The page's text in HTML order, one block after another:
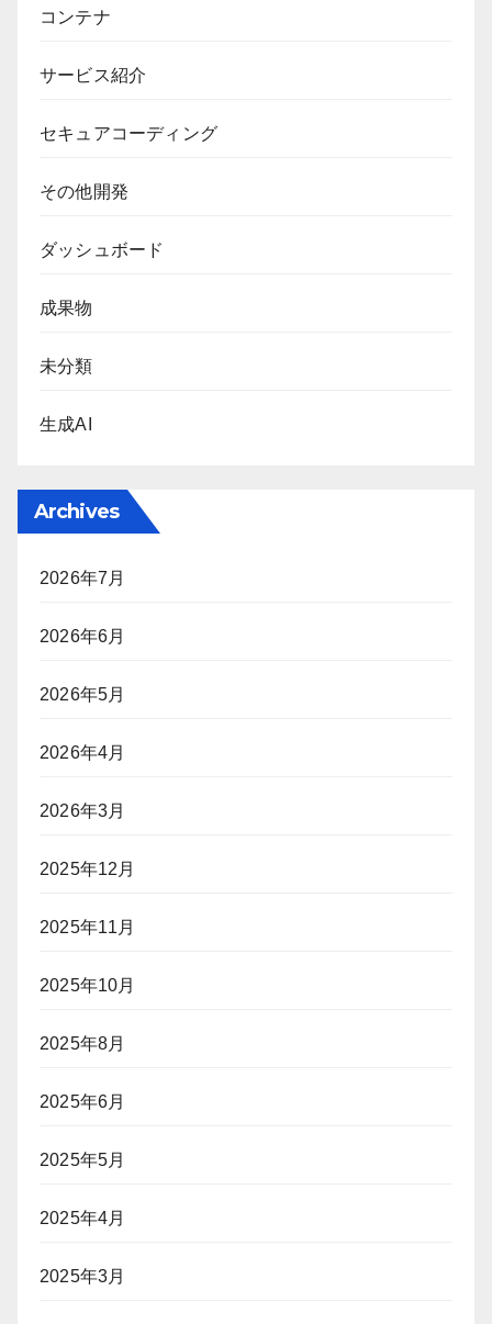
コンテナ
サービス紹介
セキュアコーディング
その他開発
ダッシュボード
成果物
未分類
生成AI
Archives
2026年7月
2026年6月
2026年5月
2026年4月
2026年3月
2025年12月
2025年11月
2025年10月
2025年8月
2025年6月
2025年5月
2025年4月
2025年3月